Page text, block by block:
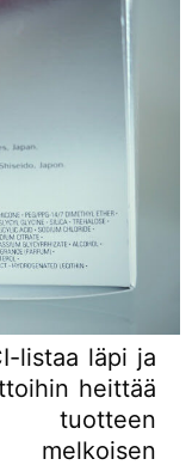
listaa läpi ja
heittää
melkoisen